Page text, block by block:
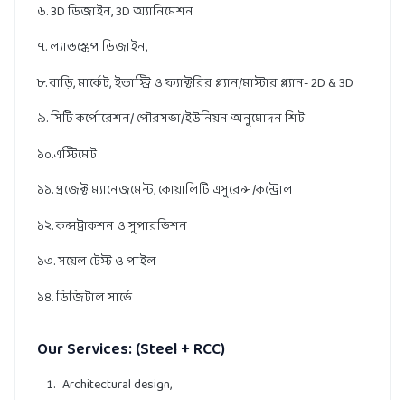
৬. 3D ডিজাইন, 3D অ্যানিমেশন
৭. ল্যান্ডস্কেপ ডিজাইন,
৮. বাড়ি, মার্কেট, ইন্ডাস্ট্রি ও ফ্যাক্টরির প্ল্যান/মাস্টার প্ল্যান- 2D & 3D
৯. সিটি কর্পোরেশন/ পৌরসভা/ইউনিয়ন অনুমোদন শিট
১০.এস্টিমেট
১১. প্রজেক্ট ম্যানেজমেন্ট, কোয়ালিটি এসুরেন্স/কন্ট্রোল
১২. কন্সট্রাকশন ও সুপারভিশন
১৩. সয়েল টেস্ট ও পাইল
১৪. ডিজিটাল সার্ভে
Our Services: (Steel + RCC)
Architectural design,